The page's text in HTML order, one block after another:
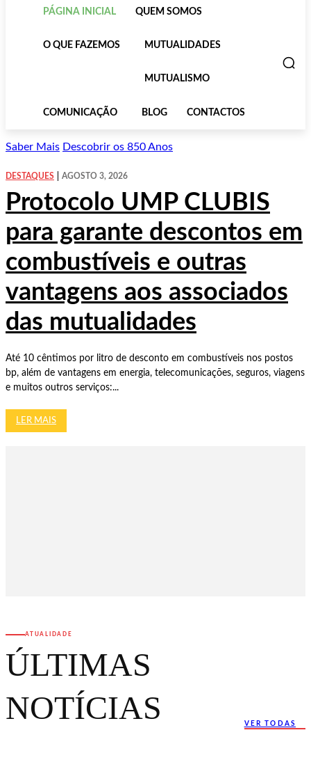
PÁGINA INICIAL QUEM SOMOS
O QUE FAZEMOS MUTUALIDADES
MUTUALISMO
COMUNICAÇÃO BLOG CONTACTOS
Saber Mais Descobrir os 850 Anos
DESTAQUES AGOSTO 3, 2026
Protocolo UMP CLUBIS
para garante descontos em
combustíveis e outras
vantagens aos associados
das mutualidades
Até 10 cêntimos por litro de desconto em combustíveis nos postos
bp, além de vantagens em energia, telecomunicações, seguros, viagens
e muitos outros serviços:...
LER MAIS
ATUALIDADE
ÚLTIMAS
NOTÍCIAS
VER TODAS